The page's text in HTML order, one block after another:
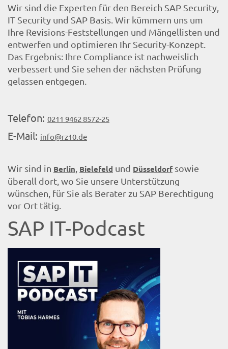
Wir sind die Experten für den Bereich SAP Security,
IT Security und SAP Basis. Wir kümmern uns um
Ihre Revisions-Feststellungen und Mängellisten und
entwerfen und optimieren Ihr Security-Konzept.
Das Ergebnis: Ihre Compliance ist nachweislich
verbessert und Sie sehen der nächsten Prüfung
gelassen entgegen.
Telefon: 0211 9462 8572-25
E-Mail: info@rz10.de
Wir sind in Berlin, Bielefeld und Düsseldorfsowie
überall dort, wo Sie unsere Unterstützung
wünschen, für Sie als Berater zu SAP Berechtigung
vor Ort tätig.
SAP IT-Podcast